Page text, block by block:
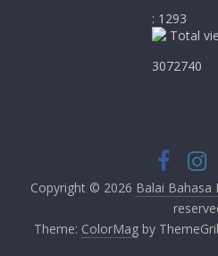
: 1293
Total
3072740
Copyright © 2026 Balai Bahasa
Theme: ColorMagby